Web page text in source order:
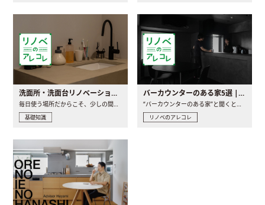
洗面所・洗面台リノベーションの事例と間取りアイデア
毎日使う場所だからこそ、少しの間取りの工夫や素材の選び方で..
基礎知識
バーカウンターのある家5選 | 日常に馴染む“距離の近い”キッチンとは
“バーカウンターのある家”と聞くと、少し特別な、大人のための..
リノベのアレコレ